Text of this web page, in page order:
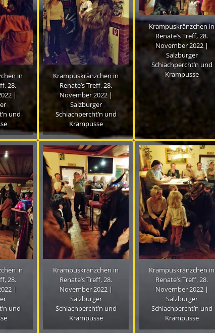
in
28.
|
und
Krampuskränzchen in
Renate’s Treff, 28.
November 2022 |
Salzburger
Schiachpercht’n und
Krampusse
Krampuskränzchen in
Renate’s Treff, 28.
November 2022 |
Salzburger
Schiachpercht’n und
Krampusse
in
28.
|
und
Krampuskränzchen in
Renate’s Treff, 28.
November 2022 |
Salzburger
Schiachpercht’n und
Krampusse
Krampuskränzchen in
Renate’s Treff, 28.
November 2022 |
Salzburger
Schiachpercht’n und
Krampusse